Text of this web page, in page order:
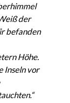
der
befanden
Höhe.
Inseln vor